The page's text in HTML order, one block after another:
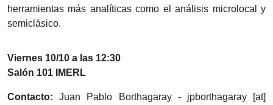
herramientas más analíticas como el análisis microlocal y
semiclásico.
Viernes 10/10 a las 12:30
Salón 101 IMERL
Contacto:Juan Pablo Borthagaray - jpborthagaray[at]